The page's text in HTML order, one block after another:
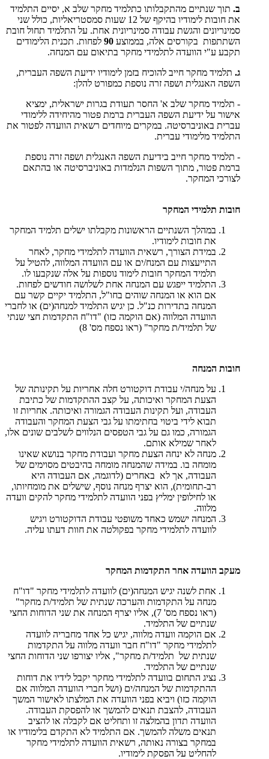
ב. תוך שנתיים מהתקבלותו כתלמיד מחקר שלב א, יסיים התלמיד
את חובות לימודיו בהיקף של 12 שעות סמסטריאליות, כולל שני
סמינריונים והגשת עבודה סמינריונית אחת. על התלמיד תחול חובת
השתתפות בקורסים אלה, בממוצע 90 לפחות. תכנית הלימודים
תקבע ע"י הוועדה לתלמידי מחקר בתיאום עם המנחה.
ג. תלמיד מחקר חייב להוכיח בזמן לימודיו ידיעת השפה העברית,
השפה האנגלית ושפה זרה נוספת כמפורט להלן:
- תלמיד מחקר שלב א' החסר תעודת בגרות ישראלית, ימציא
אישור על ידיעת השפה העברית ברמת פטור מהיחידה ללימודי
עברית באוניברסיטה. במקרים מיוחדים רשאית הוועדה לפטור את
התלמיד מלימודי עברית.
- תלמיד מחקר חייב בידיעת השפה האנגלית ושפה זרה נוספת
ברמת פטור, מתוך השפות הנלמדות באוניברסיטה או בהתאם
לצורכי המחקר.
חובות תלמידי המחקר
במהלך השנתיים הראשונות מקבלתו ישלים תלמיד המחקר
את חובות לימודיו.
במידת הצורך, רשאית הוועדה לתלמידי מחקר, לאחר
התייעצות עם המנח/ים או עם הוועדה המלווה, להטיל על
תלמיד המחקר חובות לימוד נוספות על אלה שנקבעו לו.
התלמיד ייפגש עם המנחה אחת לשלושה חודשים לפחות.
אם הוא או המנחה שוהים בחו"ל, התלמיד יקיים קשר עם
המנחה בתדירות כנ"ל. כן יגיש התלמיד למנחה(ים) או לחברי
הוועדה המלווה (אם הוקמה כזו) "דו"ח התקדמות חצי שנתי
של תלמיד/ת מחקר" (ראו נספח מס' 8)
חובות המנחה
על מנחה/י עבודת דוקטורט חלה אחריות על תקינותה של
הצעת המחקר ואיכותה, על קצב ההתקדמות של כתיבת
העבודה, ועל תקינות העבודה הגמורה ואיכותה. אחריות זו
תבוא לידי ביטוי בחתימתו על גבי הצעת המחקר והעבודה
הגמורה, כמו גם על גבי הטפסים הנלווים לשלבים שונים אלו,
לאחר שמילא אותם.
מנחה לא ינחה הצעת מחקר ועבודת מחקר בנושא שאינו
מומחה בו. במידה שהמנחה מומחה בהיבטים מסוימים של
העבודה, אך לא באחרים (לדוגמה, אם העבודה היא
רב-תחומית), הוא יצרף מנחה נוסף, שישלים את מומחיותו,
או לחילופין ימליץ בפני הוועדה לתלמידי מחקר להקים וועדה
מלווה.
המנחה ישמש כאחד משופטי עבודת הדוקטורט ויגיש
לוועדה לתלמידי מחקר בפקולטה את חוות דעתו עליה.
מעקב הוועדה אחר התקדמות המחקר
אחת לשנה יגיש המנחה(ים) לוועדה לתלמידי מחקר "דו"ח
מנחה על התקדמות והערכה שנתית של תלמיד/ת מחקר"
(ראו נספח מס' 7), אליו יצרף המנחה את שני הדוחות החצי
שנתיים של התלמיד.
אם הוקמה וועדה מלווה, יגיש כל אחד מחבריה לוועדה
לתלמידי מחקר "דו"ח חבר וועדה מלווה על התקדמות
שנתית של תלמיד/ת מחקר", אליו יצורפו שני הדוחות החצי
שנתיים של התלמיד.
נציג התחום בוועדה לתלמידי מחקר יקבל לידיו את דוחות
ההתקדמות של המנחה/ים (ושל חברי הוועדה המלווה אם
הוקמה כזו) ויביא בפני הוועדה את המלצתו לאישור המשך
העבודה, להצבת תנאים להמשך או להפסקת העבודה.
הוועדה תדון בהמלצה זו ותחליט אם לקבלה או להציב
תנאים משלה להמשך. אם התלמיד לא התקדם בלימודיו או
במחקר בצורה נאותה, רשאית הוועדה לתלמידי מחקר
להחליט על הפסקת לימודיו.